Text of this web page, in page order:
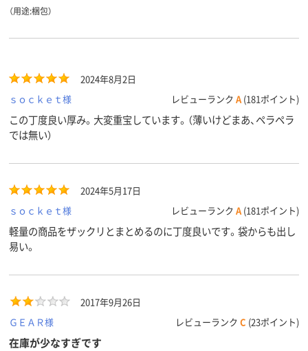
（用途:梱包）
2024年8月2日
ｓｏｃｋｅｔ様
レビューランク A (181ポイント)
この丁度良い厚み。大変重宝しています。（薄いけどまあ、ペラペラ
では無い）
2024年5月17日
ｓｏｃｋｅｔ様
レビューランク A (181ポイント)
軽量の商品をザックリとまとめるのに丁度良いです。袋からも出し
易い。
2017年9月26日
ＧＥＡＲ様
レビューランク C (23ポイント)
在庫が少なすぎです